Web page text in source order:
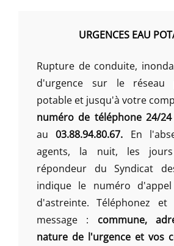
URGENCES EAU
Rupture de conduite,
d'urgence sur le réseau
potable et jusqu'à votre
numéro de téléphone 24/
au03.88.94.80.67. En
agents, la nuit, les
répondeur du Syndicat
indique le numéro
d'astreinte. Téléphonez et
message : commune,
nature de l'urgence et vos